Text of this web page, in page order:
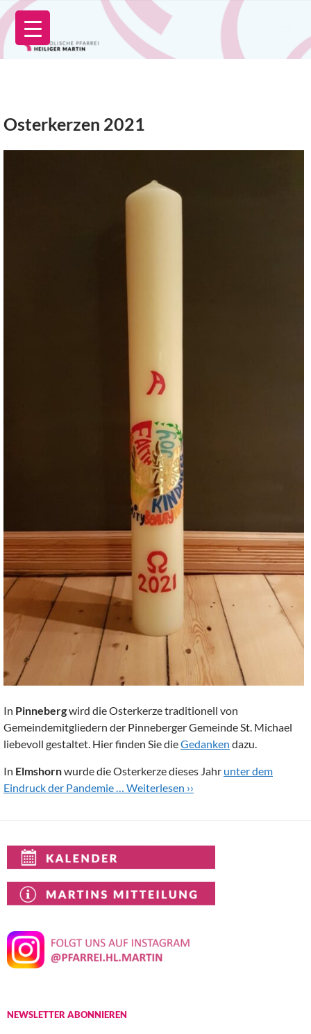
Zum
Inhalt
springen
Osterkerzen 2021
In Pinnebergwird die Osterkerze traditionell von
Gemeindemitgliedern der Pinneberger Gemeinde St. Michael
liebevoll gestaltet. Hier finden Sie dieGedanken dazu.
In Elmshornwurde die Osterkerze dieses Jahr unter dem
Eindruck der Pandemie … Weiterlesen ››
NEWSLETTER ABONNIEREN